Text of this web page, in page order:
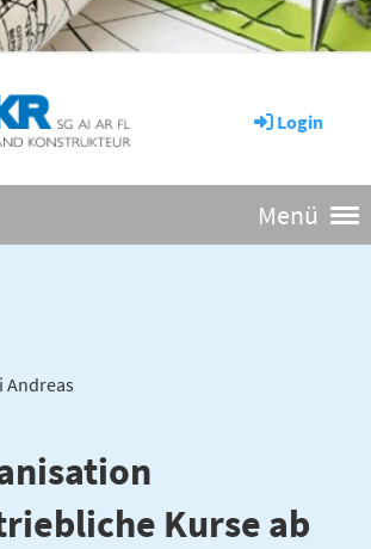
Login
Menü
Andreas
Kurse ab